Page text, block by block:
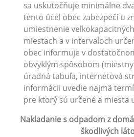
sa uskutočňuje minimálne
tento účel obec zabezpečí u
umiestnenie
miestach a v intervaloch
obec informuje v
obvyklým spôsobom
úradná tabuľa, internetová
informácii uvedie najmä
pre ktorý sú určené a miesta
Nakladanie s odpadom z
škodlivých